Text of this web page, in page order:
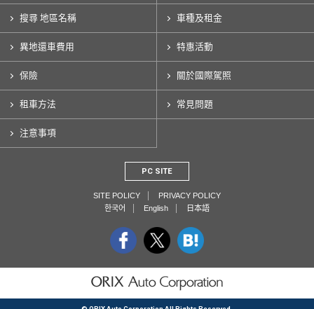
搜尋 地區名稱 車種及租金
異地還車費用 特惠活動
保險 關於國際駕照
租車方法 常見問題
注意事項
PC SITE
SITE POLICY
PRIVACY POLICY
한국어
English 日本語